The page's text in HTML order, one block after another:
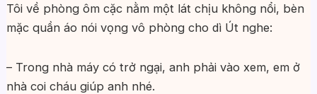
Tôi về phòng ôm cặc nằm một lát chịu không nổi, bèn
mặc quần áo nói vọng vô phòng cho dì Út nghe:
– Trong nhà máy có trở ngại, anh phải vào xem, em ở
nhà coi cháu giúp anh nhé.